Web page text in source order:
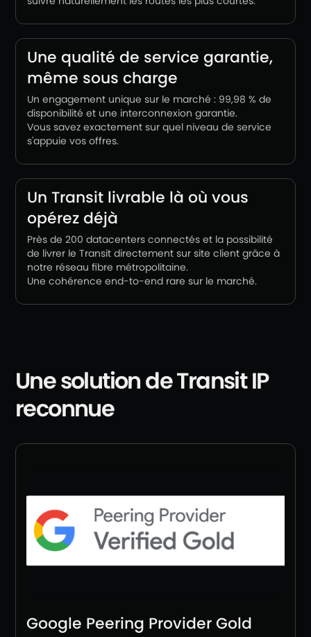
Une qualité de service garantie,
même sous charge
Un engagement unique sur le marché : 99,98 % de
disponibilité et une interconnexion garantie.
Vous savez exactement sur quel niveau de service
s'appuie vos offres.
Un Transit livrable là où vous
opérez déjà
Près de 200 datacenters connectés et la possibilité
de livrer le Transit directement sur site client grâce à
notre réseau fibre métropolitaine.
Une cohérence end-to-end rare sur le marché.
Une solution de Transit IP
reconnue
Google Peering Provider Gold